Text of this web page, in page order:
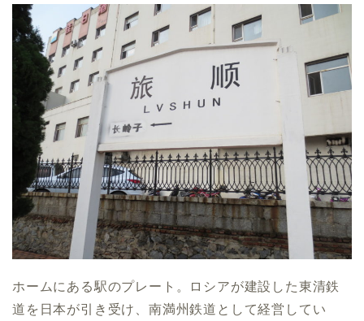
ホームにある駅のプレート。ロシアが建設した東清鉄
道を日本が引き受け、南満州鉄道として経営してい